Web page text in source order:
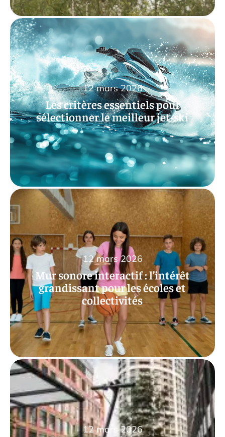
Les critères essentiels pour
sélectionner le meilleur jet-ski
12 mars 2026
Mur sonore interactif : l’intérêt
grandissant pour les écoles et
collectivités
12 mars 2026
12 mars 2026